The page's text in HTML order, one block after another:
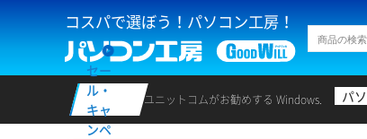
コスパで選ぼう！パソコン工房！
セー
ル・
キャ
ンペ
ユニットコムがお勧めする Windows. パ